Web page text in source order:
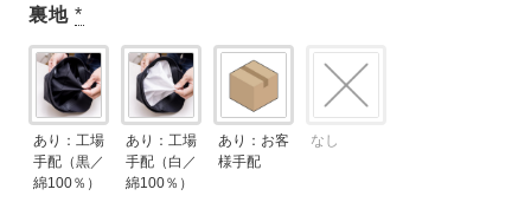
裏地 *
あり：工場
手配（黒／
綿100％）
あり：工場
手配（白／
綿100％）
あり：お客
様手配
なし